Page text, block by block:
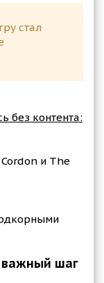
стал
без контента:
и The
важный шаг